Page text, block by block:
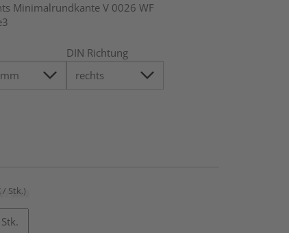
Minimalrundkante V 0026 WF
DIN Richtung
/ Stk.)
Stk.